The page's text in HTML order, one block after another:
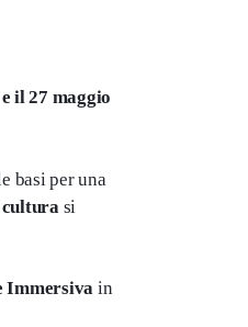
il 27 maggio
basi per una
cultura si
Immersiva in